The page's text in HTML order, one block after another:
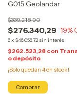
G015 Geolandar
$276.340,29
$339.218,90
19%
6x $46.056,72 sin interés
$262.523,28 con
o depósito
¡Solo quedan 4en stock!